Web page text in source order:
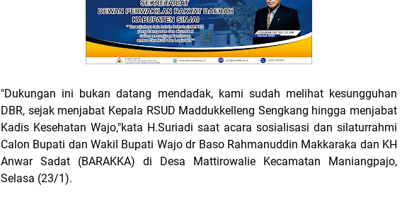
"Dukungan ini bukan datang mendadak, kami sudah melihat kesungguhan
DBR, sejak menjabat Kepala RSUD Maddukkelleng Sengkang hingga menjabat
Kadis Kesehatan Wajo,"kata H.Suriadi saat acara sosialisasi dan silaturrahmi
Calon Bupati dan Wakil Bupati Wajo dr Baso Rahmanuddin Makkaraka dan KH
Anwar Sadat (BARAKKA) di Desa Mattirowalie Kecamatan Maniangpajo,
Selasa (23/1).